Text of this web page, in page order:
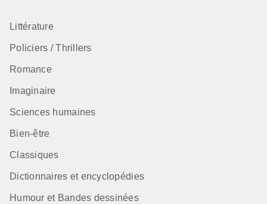
Littérature
Policiers / Thrillers
Romance
Imaginaire
Sciences humaines
Bien-être
Classiques
Dictionnaires et encyclopédies
Humour et Bandes dessinées